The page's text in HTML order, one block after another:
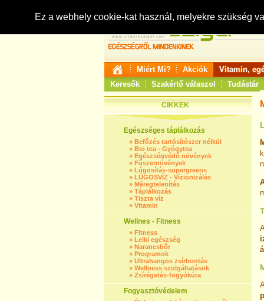
Ez a webhely cookie-kat használ, melyekre szükség
Miért Mi? Akciók
Vitamin,
Keresők
Szakértő válaszol Tudástár
CIKKEK
Egészséges táplálkozás
» Befőzés tartósítószer nélkül
» Bio tea - Gyógytea
» Egészségvédő növények
» Fűszernövények
» Lúgosítás-supergreens
» LÚGOSVÍZ - Vízionizálás
» Méregtelenítés
» Táplálkozás
» Tiszta víz
» Vitamin
Wellnes - Fitness
» Fitness
» Lelki egészség
» Narancsbőr
» Programok
» Ultrahangos zsírbontás
» Wellness szolgáltatások
» Zsírégetés-fogyókúra
Fogyasztóvédelem